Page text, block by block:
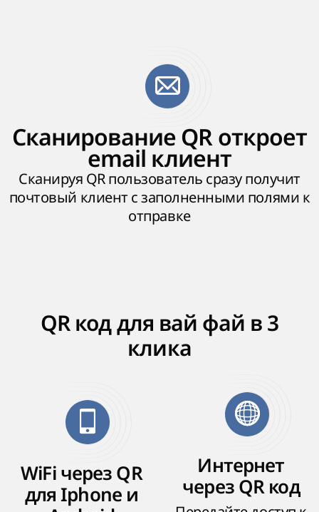
Сканирование QR откроет
email клиент
Сканируя QR пользователь сразу получит
почтовый клиент с заполненными полями к
отправке
QR код для вай фай в 3
клика
WiFi через QR
для Iphone и
Интернет
через QR код